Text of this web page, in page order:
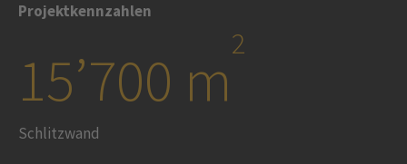
Projektkennzahlen
15’700 m
2
Schlitzwand